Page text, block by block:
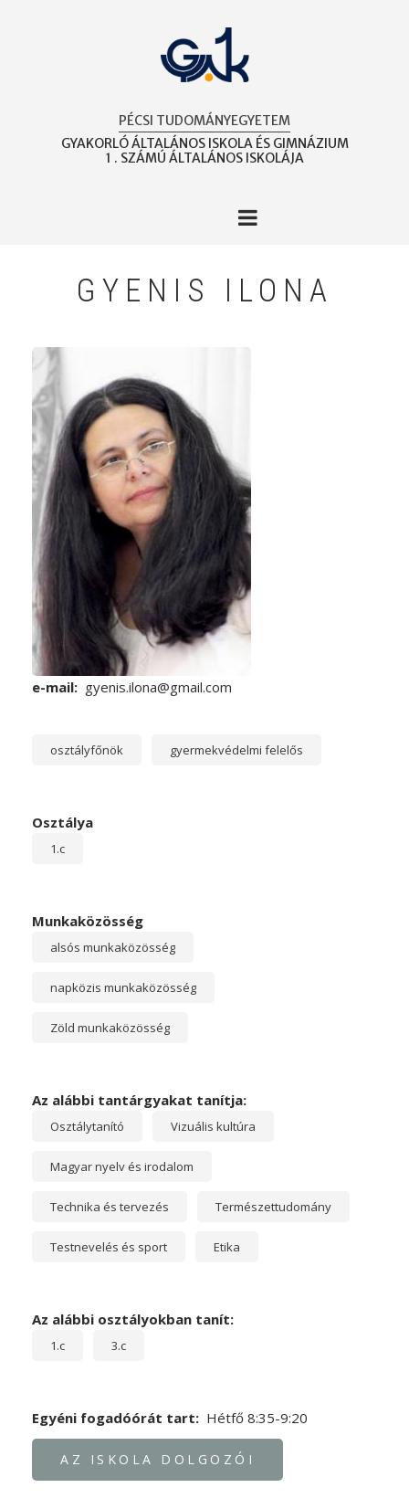
PÉCSI TUDOMÁNYEGYETEM
GYAKORLÓ ÁLTALÁNOS ISKOLA ÉS GIMNÁZIUM
1 . SZÁMÚ ÁLTALÁNOS ISKOLÁJA
GYENIS ILONA
e-mail gyenis.ilona@gmail.com
osztályfőnök gyermekvédelmi felelős
Osztálya
1.c
Munkaközösség
alsós munkaközösség
napközis munkaközösség
Zöld munkaközösség
Az alábbi tantárgyakat tanítja:
Osztálytanító Vizuális kultúra
Magyar nyelv és irodalom
Technika és tervezés Természettudomány
Testnevelés és sport Etika
Az alábbi osztályokban tanít:
1.c 3.c
Egyéni fogadóórát tart Hétfő 8:35-9:20